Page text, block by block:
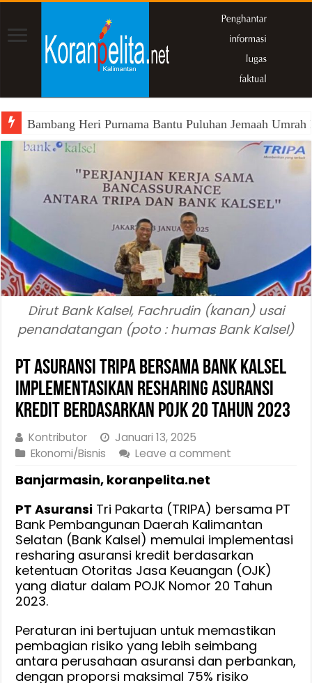
Bambang Heri Purnama Bantu Puluhan Jemaah
Dirut Bank Kalsel, Fachrudin (kanan) usai
penandatangan (poto : humas Bank Kalsel)
PT Asuransi Tripa Bersama Bank Kalsel
implementasikan Resharing Asuransi
Kredit berdasarkan POJK 20 Tahun 2023
Kontributor
Januari 13, 2025
Ekonomi/Bisnis
Leave a comment
Banjarmasin, koranpelita.net
PT Asuransi Tri Pakarta (TRIPA) bersama PT
Bank Pembangunan Daerah Kalimantan
Selatan (Bank Kalsel) memulai implementasi
resharing asuransi kredit berdasarkan
ketentuan Otoritas Jasa Keuangan (OJK)
yang diatur dalam POJK Nomor 20 Tahun
2023.
Peraturan ini bertujuan untuk memastikan
pembagian risiko yang lebih seimbang
antara perusahaan asuransi dan perbankan,
dengan proporsi maksimal 75% risiko